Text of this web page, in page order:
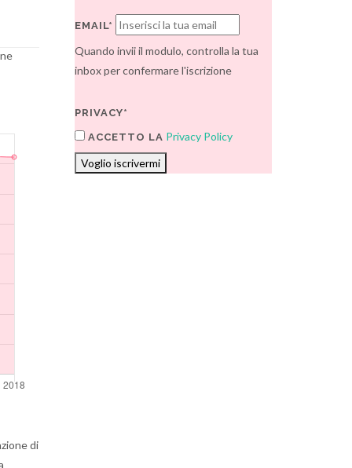
di
EMAIL*
Quando invii il modulo, controlla la tua
inbox per confermare l'iscrizione
PRIVACY*
ACCETTO LA Privacy Policy
Voglio iscrivermi